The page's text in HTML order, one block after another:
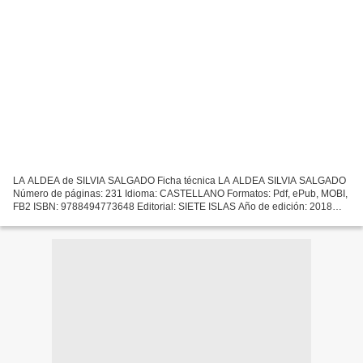
LA ALDEA de SILVIA SALGADO Ficha técnica LA ALDEA SILVIA SALGADO
Número de páginas: 231 Idioma: CASTELLANO Formatos: Pdf, ePub, MOBI,
FB2 ISBN: 9788494773648 Editorial: SIETE ISLAS Año de edición: 2018